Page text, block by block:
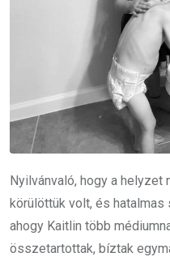
Nyilvánvaló, hogy a helyzet
körülöttük volt, és hatalmas
ahogy Kaitlin több
összetartottak, bíztak